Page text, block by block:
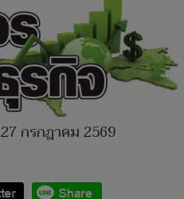
กรกฎาคม 2569